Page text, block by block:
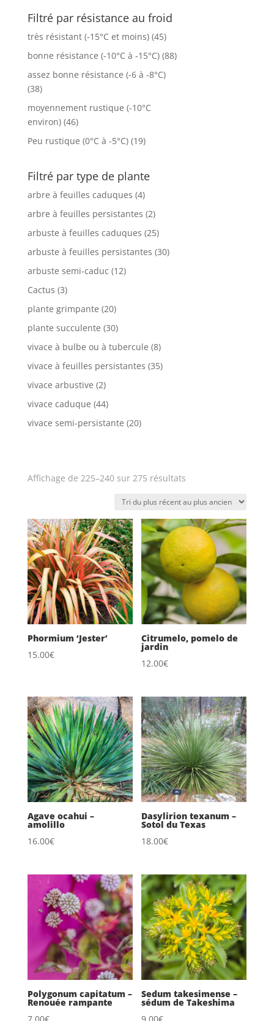
Filtré par résistance au froid
très résistant (-15°C et moins) (45)
bonne résistance (-10°C à -15°C) (88)
assez bonne résistance (-6 à -8°C)
(38)
moyennement rustique (-10°C
environ) (46)
Peu rustique (0°C à -5°C) (19)
Filtré par type de plante
arbre à feuilles caduques (4)
arbre à feuilles persistantes (2)
arbuste à feuilles caduques (25)
arbuste à feuilles persistantes (30)
arbuste semi-caduc (12)
Cactus (3)
plante grimpante (20)
plante succulente (30)
vivace à bulbe ou à tubercule (8)
vivace à feuilles persistantes (35)
vivace arbustive (2)
vivace caduque (44)
vivace semi-persistante (20)
Affichage de 225–240 sur 275 résultatsTrié
plus
récent
au
plus
ancien
Phormium ‘Jester’
15.00€
Citrumelo, pomelo de
jardin
12.00€
Agave ocahui –
amolillo
16.00€
Dasylirion texanum –
Sotol du Texas
18.00€
Polygonum capitatum –
Renouée rampante
Sedum takesimense –
sédum de Takeshima